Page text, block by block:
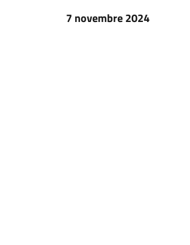
7 novembre 2024